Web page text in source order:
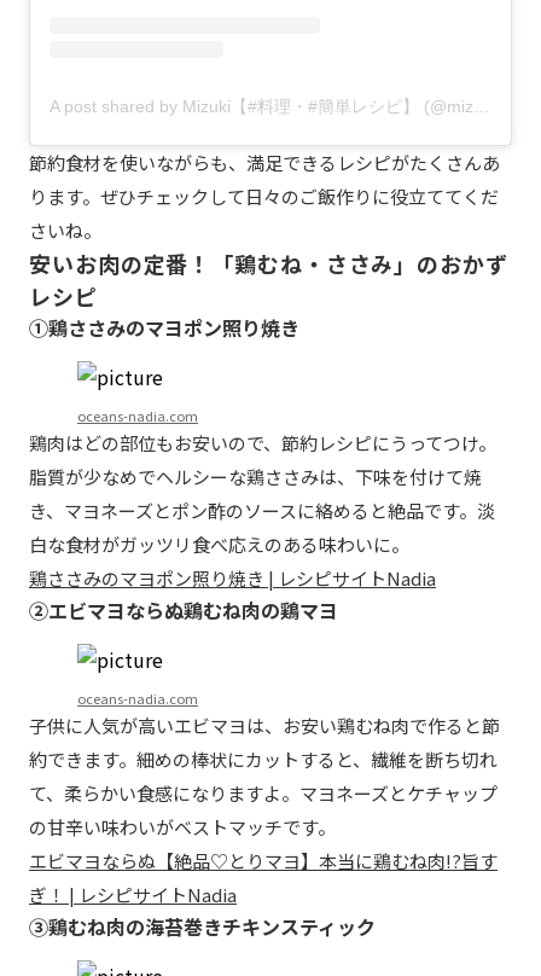
A post shared by Mizuki【#料理・#簡単レシピ】 (@mizuki_31cafe)
節約食材を使いながらも、満足できるレシピがたくさんあ
ります。ぜひチェックして日々のご飯作りに役立ててくだ
さいね。
安いお肉の定番！「鶏むね・ささみ」のおかず
レシピ
①鶏ささみのマヨポン照り焼き
oceans-nadia.com
鶏肉はどの部位もお安いので、節約レシピにうってつけ。
脂質が少なめでヘルシーな鶏ささみは、下味を付けて焼
き、マヨネーズとポン酢のソースに絡めると絶品です。淡
白な食材がガッツリ食べ応えのある味わいに。
鶏ささみのマヨポン照り焼き | レシピサイトNadia
②エビマヨならぬ鶏むね肉の鶏マヨ
oceans-nadia.com
子供に人気が高いエビマヨは、お安い鶏むね肉で作ると節
約できます。細めの棒状にカットすると、繊維を断ち切れ
て、柔らかい食感になりますよ。マヨネーズとケチャップ
の甘辛い味わいがベストマッチです。
エビマヨならぬ【絶品♡とりマヨ】本当に鶏むね肉!?旨す
ぎ！ | レシピサイトNadia
③鶏むね肉の海苔巻きチキンスティック